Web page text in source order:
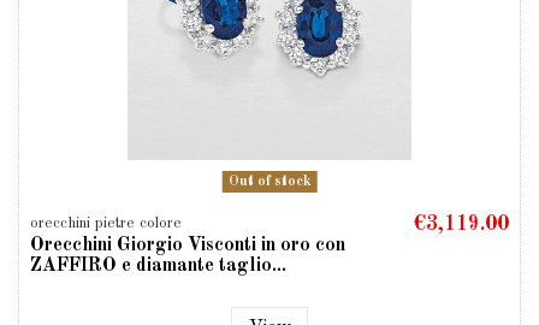
Out of stock
orecchini pietre colore
Orecchini Giorgio Visconti in oro con
ZAFFIRO e diamante taglio...
€3,119.00